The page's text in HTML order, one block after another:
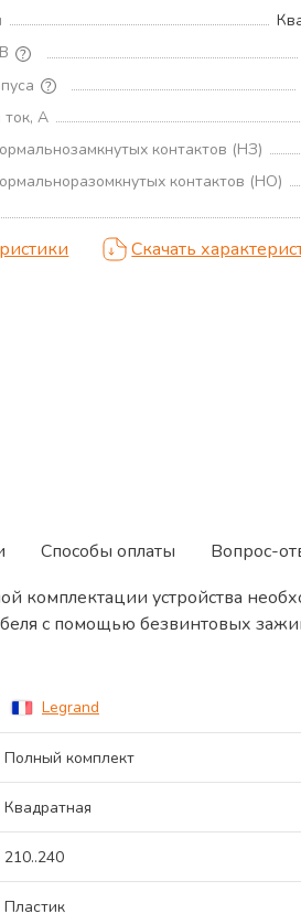
А
контактов (НЗ)
контактов (НО)
Скачать
Способы оплаты
Вопрос-
комплектации устройства
с помощью безвинтовых
Legrand
Полный комплект
Квадратная
210..240
Пластик